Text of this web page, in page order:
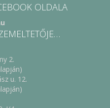
OLDALA
2.
u. 12.